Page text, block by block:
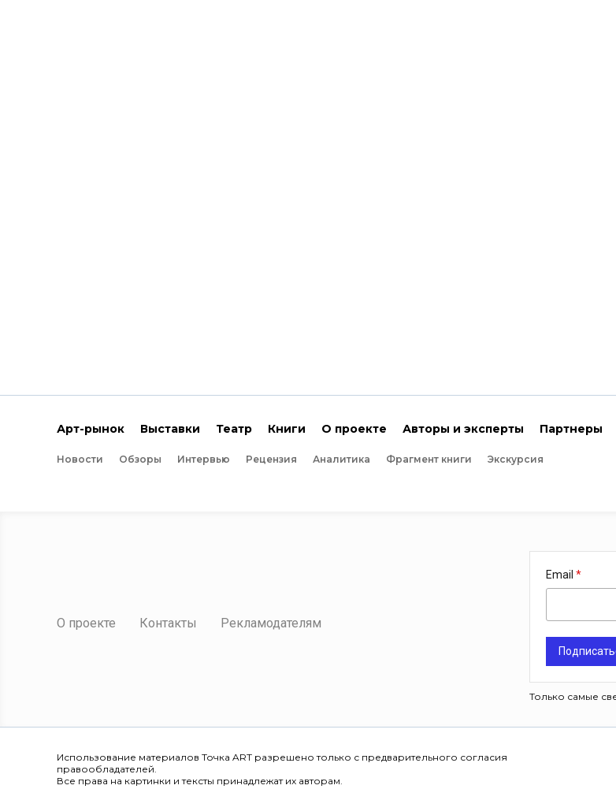
Арт-рынок Выставки Театр Книги О проекте Авторы и эксперты Партнеры
Новости Обзоры Интервью Рецензия Аналитика Фрагмент книги Экскурсия
О проекте Контакты Рекламодателям
Email
Только самые
Использование материалов Точка ART разрешено только с предварительного согласия
правообладателей.
Все права на картинки и тексты принадлежат их авторам.